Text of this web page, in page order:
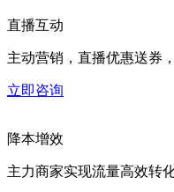
直播互动
主动营销，直播优惠送券
立即咨询
降本增效
主力商家实现流量高效转